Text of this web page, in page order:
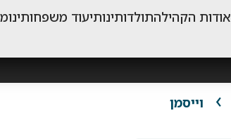
אודות הקהילהתולדותינותיעוד משפחותינו
וייסמן